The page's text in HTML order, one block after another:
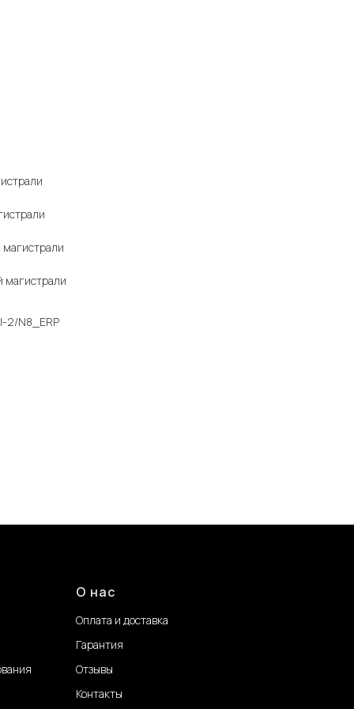
магистрали
магистрали
2/N8_ERP
О нас
Оплата и доставка
Гарантия
Отзывы
Контакты